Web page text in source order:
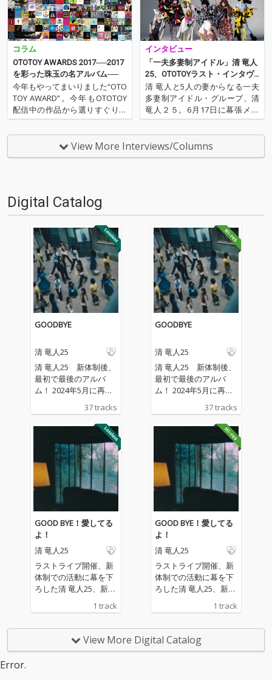
コラム
OTOTOY AWARDS 2017──2017
を彩った珠玉の名アルバム──
今年もやってまいりました“OTO
TOY AWARD”。今年もOTOTOY
配信中の作品から選りすぐりの
30作品を紹介します。さまざま
なフォーマットでのリリースも
多い最近ですが、ここではあえ
てのオリジナル・アルバムに絞
インタビュー
「一夫多妻制アイドル」清 竜人
25、OTOTOYラスト・インタヴ
ュー
清 竜人と5人の妻からなる一夫
多妻制アイドル・グループ、清
竜人２５。6月17日に幕張メッ
セイベントホールのコンサート
をもって「解散」する彼らが、
ラスト・アルバム『WIFE』をリ
リースした。OTOTOYでは、(1s
View More Interviews/Columns
Digital Catalog
GOODBYE
清 竜人25
清 竜人25 新体制後、
最初で最後のアルバ
ム！ 2024年5月に再結
成し、今日まで多幸感
を世の中に届けてきた
一夫多妻制アイドルグ
ループ「清 竜人25」
が、2025年10月に突如
活動休止を発表。さら
に12月にはラストライ
ブ「KIYOSHI RYUJIN25
GOOD BYE LIVE」を開
催。本作は、そんな再
結成後の清 竜人25の歩
みを網羅した集大成的
作品となっている。本
作は、1枚のアルバム
に加え、ライブ音源を
収録した全3枚組。
37 tracks
GOODBYE
清 竜人25
清 竜人25 新体制後、
最初で最後のアルバ
ム！ 2024年5月に再結
成し、今日まで多幸感
を世の中に届けてきた
一夫多妻制アイドルグ
ループ「清 竜人25」
が、2025年10月に突如
活動休止を発表。さら
に12月にはラストライ
ブ「KIYOSHI RYUJIN25
GOOD BYE LIVE」を開
催。本作は、そんな再
結成後の清 竜人25の歩
みを網羅した集大成的
作品となっている。本
作は、1枚のアルバム
に加え、ライブ音源を
収録した全3枚組。
37 tracks
GOOD BYE！愛してる
よ！
清 竜人25
ラストライブ開催、新
体制での活動に幕を下
ろした清 竜人25、新曲
るよ！」デジタル配信
1 track
GOOD BYE！愛してる
よ！
清 竜人25
ラストライブ開催、新
体制での活動に幕を下
ろした清 竜人25、新曲
るよ！」デジタル配信
1 track
View More Digital Catalog
Error.